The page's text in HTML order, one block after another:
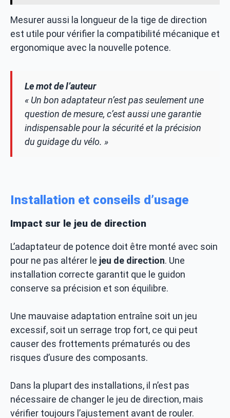
Mesurer aussi la longueur de la tige de direction
est utile pour vérifier la compatibilité mécanique et
ergonomique avec la nouvelle potence.
Le mot de l’auteur
« Un bon adaptateur n’est pas seulement une
question de mesure, c’est aussi une garantie
indispensable pour la sécurité et la précision
du guidage du vélo. »
Installation et conseils d’usage
Impact sur le jeu de direction
L’adaptateur de potence doit être monté avec soin
pour ne pas altérer le jeu de direction. Une
installation correcte garantit que le guidon
conserve sa précision et son équilibre.
Une mauvaise adaptation entraîne soit un jeu
excessif, soit un serrage trop fort, ce qui peut
causer des frottements prématurés ou des
risques d’usure des composants.
Dans la plupart des installations, il n’est pas
nécessaire de changer le jeu de direction, mais
vérifier toujours l’ajustement avant de rouler.